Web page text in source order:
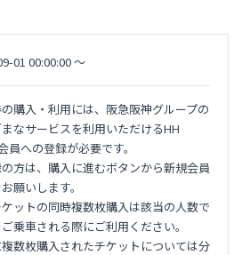
01 00:00:00 〜
購入・利用には、阪急阪神グループの
なサービスを利用いただけるHH
員への登録が必要です。
方は、購入に進むボタンから新規会員
願いします。
ットの同時複数枚購入は該当の人数で
乗車される際にご利用ください。
数枚購入されたチケットについては分